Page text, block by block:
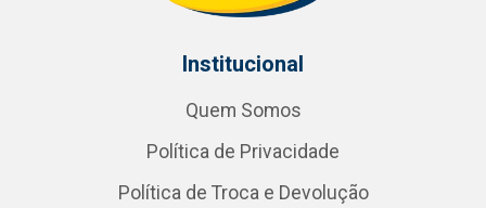
Institucional
Quem Somos
Política de Privacidade
Política de Troca e Devolução